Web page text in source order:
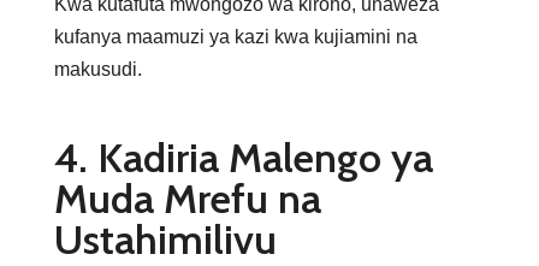
kufanya maamuzi ya kazi kwa kujiamini na
makusudi.
4. Kadiria Malengo ya
Muda Mrefu na
Ustahimilivu